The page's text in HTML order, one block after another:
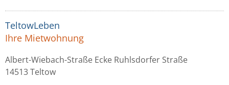
TeltowLeben
Ihre Mietwohnung
Albert-Wiebach-Straße Ecke Ruhlsdorfer Straße
14513 Teltow